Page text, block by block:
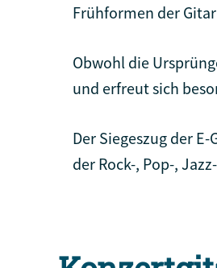
Frühformen der
Obwohl die
und erfreut sich
Der Siegeszug der
der Rock-, Pop-,